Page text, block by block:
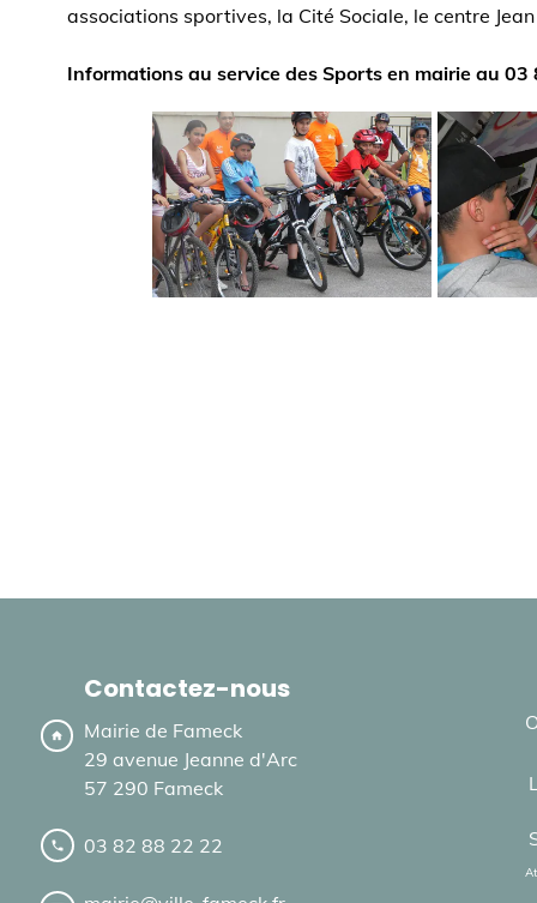
home
Contactez-nous
Mairie de Fameck
29 avenue Jeanne d'Arc
57 290 Fameck
03 82 88 22 22
local_phone
associations sportives, la Cité Sociale, le centre
Informations au service des Sports en mairie au 03